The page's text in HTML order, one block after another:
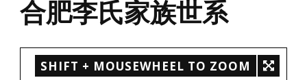
合肥李氏家族世系
SHIFT + MOUSEWHEEL TO ZOOM